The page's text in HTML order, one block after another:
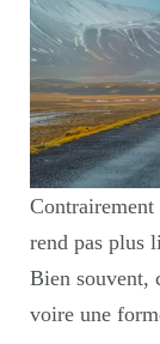
rend pas plus
Bien souvent,
voire une